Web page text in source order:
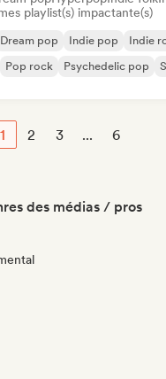
playlist(s) impactante(s)
Dream pop Indie pop
Indie
Pop rock Psychedelic pop
1 2 3 ... 6
des médias / pros